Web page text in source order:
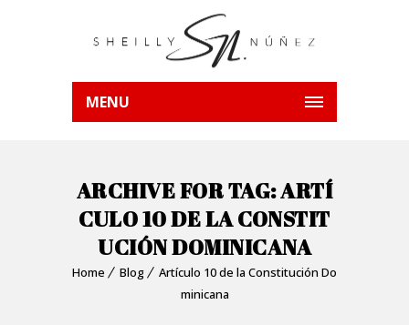
MENU
ARCHIVE FOR TAG: ARTÍ
CULO 10 DE LA CONSTIT
UCIÓN DOMINICANA
Home Blog
Artículo 10 de la Constitución Do
minicana